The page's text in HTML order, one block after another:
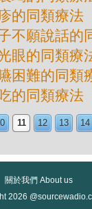
的同類療法
不願說話的
眼的同類療
困難的同類
的同類療法
11 12 13 14
關於我們 About us
2026